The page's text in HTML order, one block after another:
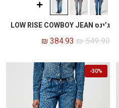
ג’ינס LOW RISE COWBOY JEAN
₪549.90
₪ 384.93
30%
-